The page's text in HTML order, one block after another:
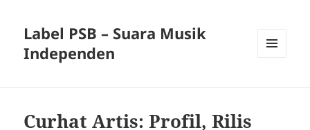
Label PSB – Suara Musik
Independen
Curhat Artis: Profil, Rilis